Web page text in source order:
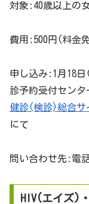
対象:40歳以上の
費用:500円(料金
申し込み:1月18
診予約受付セン
健診(検診)総合サ
にて
問い合わせ先:電
HIV(エイズ)